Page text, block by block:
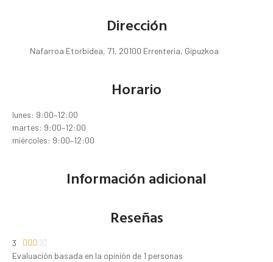
Dirección
Nafarroa Etorbidea, 71, 20100 Errenteria, Gipuzkoa
Horario
lunes: 9:00–12:00
martes: 9:00–12:00
miércoles: 9:00–12:00
Información adicional
Reseñas
3     
Evaluación basada en la opinión de 1 personas